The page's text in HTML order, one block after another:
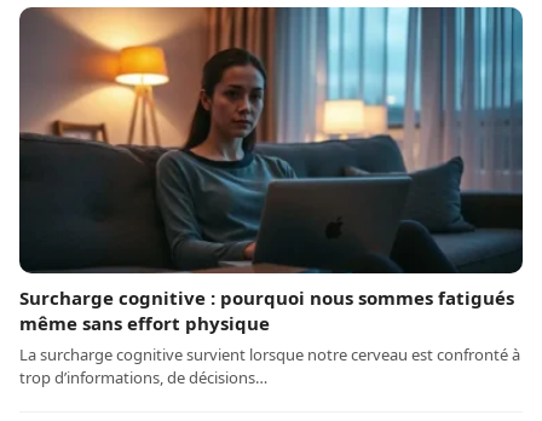
Surcharge cognitive : pourquoi nous sommes fatigués
même sans effort physique
La surcharge cognitive survient lorsque notre cerveau est confronté à
trop d’informations, de décisions…